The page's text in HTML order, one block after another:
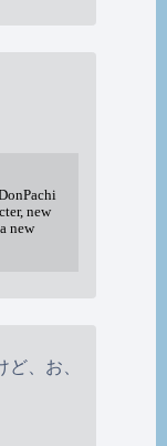
new
new
、お、